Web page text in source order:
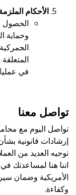
الأحكام
الحصول
وحماية
في
تواصل معنا
تواصل اليوم مع
إرشادات قانونية
توجيه العديد من
اننا هنا لمساعدتك
الأمريكية وضمان
وكفاءة.